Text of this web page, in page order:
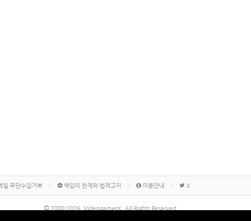
일 무단수집거부 책임의 한계와 법적고지 이용안내 X
2000-2026, VideogamerX. All Rights Reserved.